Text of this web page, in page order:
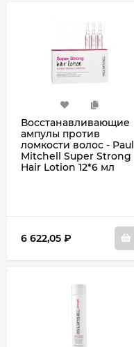
Восстанавливающие
ампулы против
ломкости волос - Paul
Mitchell Super Strong
Hair Lotion 12*6 мл
6 622,05 ₽